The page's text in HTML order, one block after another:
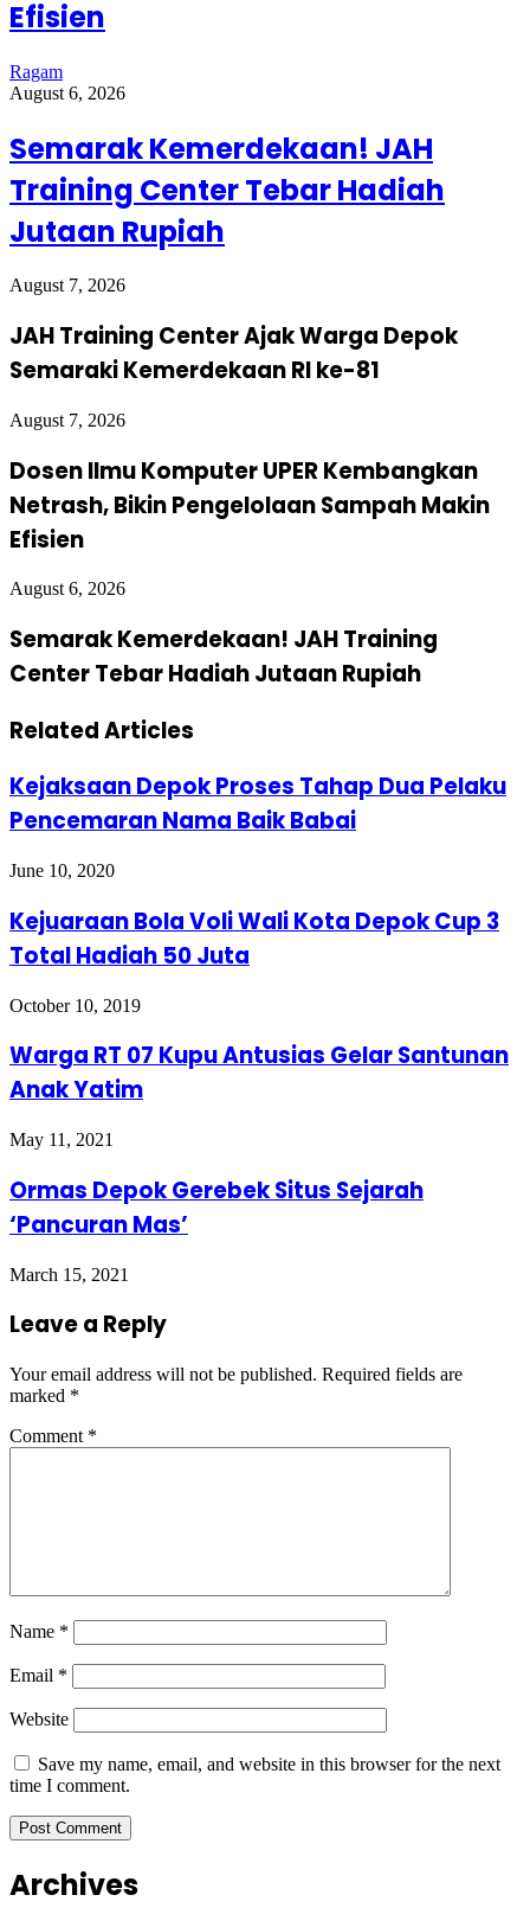
Efisien
Ragam
August 6, 2026
Semarak Kemerdekaan! JAH
Training Center Tebar Hadiah
Jutaan Rupiah
August 7, 2026
JAH Training Center Ajak Warga Depok
Semaraki Kemerdekaan RI ke-81
August 7, 2026
Dosen Ilmu Komputer UPER Kembangkan
Netrash, Bikin Pengelolaan Sampah Makin
Efisien
August 6, 2026
Semarak Kemerdekaan! JAH Training
Center Tebar Hadiah Jutaan Rupiah
Related Articles
Kejaksaan Depok Proses Tahap Dua Pelaku
Pencemaran Nama Baik Babai
June 10, 2020
Kejuaraan Bola Voli Wali Kota Depok Cup 3
Total Hadiah 50 Juta
October 10, 2019
Warga RT 07 Kupu Antusias Gelar Santunan
Anak Yatim
May 11, 2021
Ormas Depok Gerebek Situs Sejarah
‘Pancuran Mas’
March 15, 2021
Leave a Reply
Your email address will not be published. Required fields are
marked *
Comment *
Name *
Email *
Website
Save my name, email, and website in this browser for the next
time I comment.
Archives